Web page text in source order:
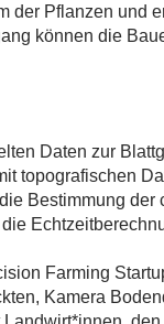
der Pflanzen und
können die
Daten zur
topografischen
Bestimmung
Farming
Kamera